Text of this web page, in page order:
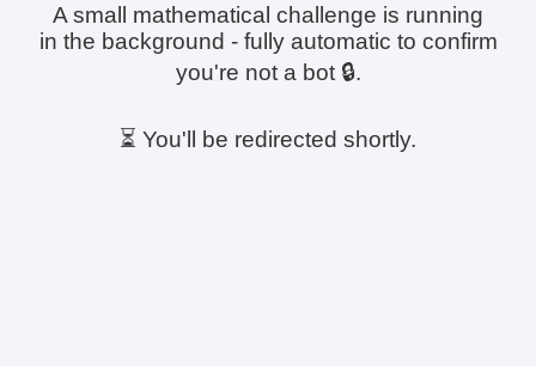
A small mathematical challenge is running
in the background - fully automatic to confirm
you're not a bot 🔒.
⏳ You'll be redirected shortly.